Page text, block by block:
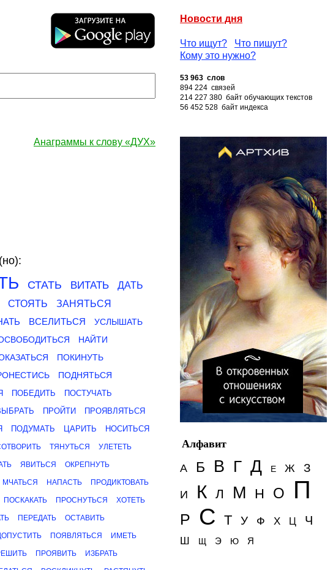
Новости дня
Что ищут?
Что пишут?
Кому это нужно?
53 963 слов
894 224 связей
214 227 380 байт обучающих текстов
56 452 528 байт индекса
Анаграммы к слову «ДУХ»
СТАТЬ ВИТАТЬ
ДАТЬ
СТОЯТЬ
ЗАНЯТЬСЯ
ВСЕЛИТЬСЯ
УСЛЫШАТЬ
НАЙТИ
ПОКИНУТЬ
ПОДНЯТЬСЯ
ПОБЕДИТЬ
ПОСТУЧАТЬ
ПРОЙТИ
ПРОЯВЛЯТЬСЯ
ПОДУМАТЬ ЦАРИТЬ НОСИТЬСЯ
ТЯНУТЬСЯ УЛЕТЕТЬ
ЯВИТЬСЯ ОКРЕПНУТЬ
МЧАТЬСЯ НАПАСТЬ ПРОДИКТОВАТЬ
ПОСКАКАТЬ ПРОСНУТЬСЯ ХОТЕТЬ
ПЕРЕДАТЬ ОСТАВИТЬ
ПОЯВЛЯТЬСЯ ИМЕТЬ
ПРОЯВИТЬ ИЗБРАТЬ
Алфавит
А
Б В Г Д Е Ж З
И К Л М Н О П
Р С Т У Ф Х Ц Ч
Ш Щ Э Ю Я